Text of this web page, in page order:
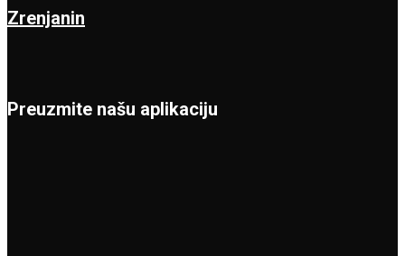
Zrenjanin
Preuzmite našu aplikaciju